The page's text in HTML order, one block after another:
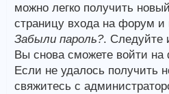
можно легко получить
страницу входа на форум и
Забыли пароль?. Следуйте
Вы снова сможете войти
Если не удалось получить
свяжитесь с